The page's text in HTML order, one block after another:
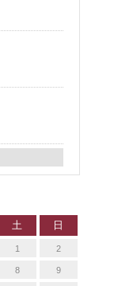
土 日
1 2
8 9